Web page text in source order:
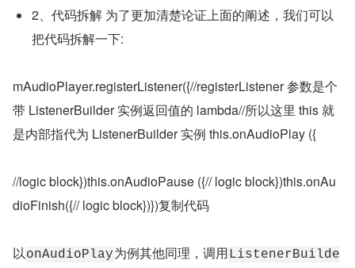
2、代码拆解 为了更加清楚论证上面的阐述，我们可以
把代码拆解一下:
mAudioPlayer.registerListener({//registerListener 参数是个
带 ListenerBuilder 实例返回值的 lambda//所以这里 this 就
是内部指代为 ListenerBuilder 实例 this.onAudioPlay ({
//logic block})this.onAudioPause ({// logic block})this.onAu
dioFinish({// logic block})})复制代码
以onAudioPlay为例其他同理，调用ListenerBuilde